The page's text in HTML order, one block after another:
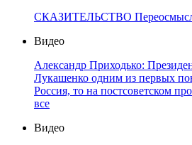
СКАЗИТЕЛЬСТВО
Видео
Александр Приходько:
Лукашенко одним из первых
Россия, то на постсоветском
все
Видео